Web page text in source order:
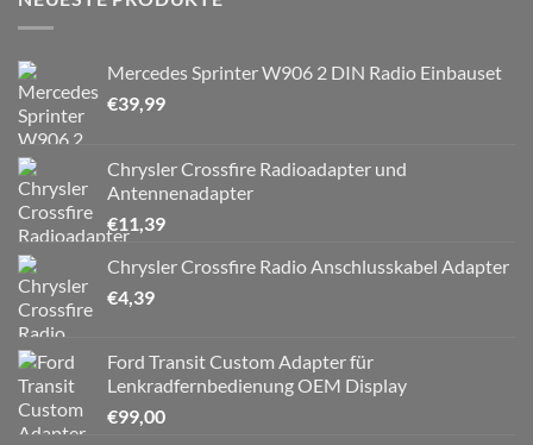
Mercedes Sprinter W906 2 DIN Radio Einbauset
€39,99
Chrysler Crossfire Radioadapter und
Antennenadapter
€11,39
Chrysler Crossfire Radio Anschlusskabel Adapter
€4,39
Ford Transit Custom Adapter für
Lenkradfernbedienung OEM Display
€99,00